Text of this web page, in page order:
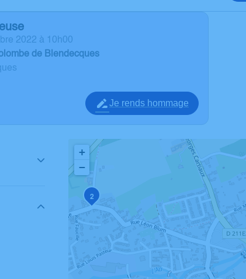
2022 à 10h00
de Blendecques
Je rends hommage
2
+
−